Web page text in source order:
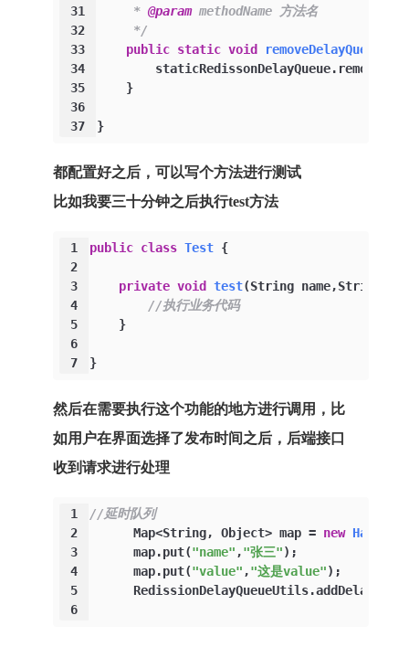
31
32
33
34
35
36
37
     *
@param methodName 方法名
     */
public static void removeDelayQueue
    }
}
都配置好之后，可以写个方法进行测试
比如我要三十分钟之后执行test方法
1
2
3
4
5
6
7
public class Test {
private void test(String name,String
//执行业务代码
    }
}
然后在需要执行这个功能的地方进行调用，比
如用户在界面选择了发布时间之后，后端接口
收到请求进行处理
1
2
3
4
5
6
//延时队列
      Map<String, Object> map =
new HashMap
      map.put(
"name" ,"张三");
      map.put(
"value" ,"这是value");